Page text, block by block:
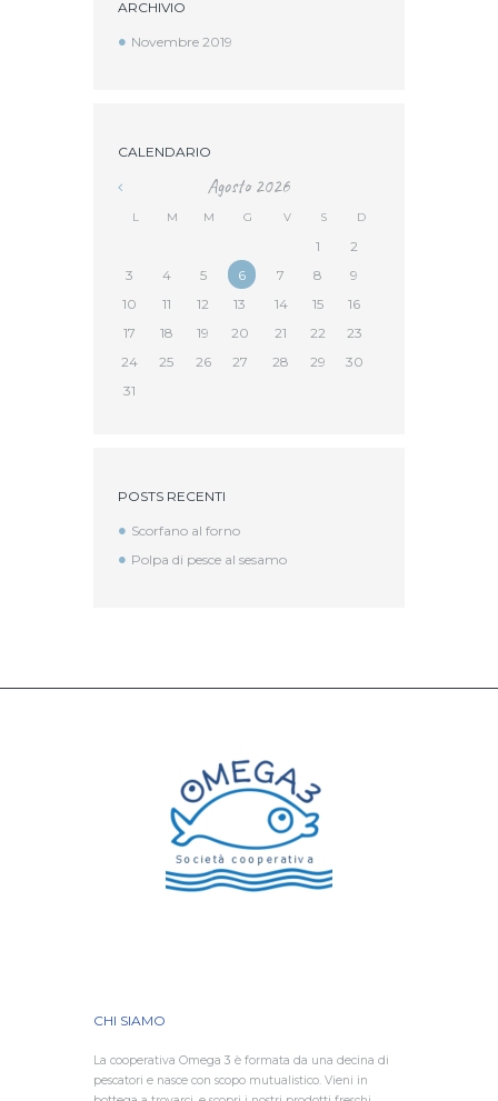
ARCHIVIO
Novembre 2019
CALENDARIO
Agosto2026
L M M G V S D
1
2
3
4 5 6 7 8
9
10
11 12 13 14 15
16
17
18 19 20 21 22
23
24
25 26 27 28 29
30
31
POSTS RECENTI
Scorfano al forno
Polpa di pesce al sesamo
CHI SIAMO
La cooperativa Omega 3 è formata da una decina di
pescatori e nasce con scopo mutualistico. Vieni in